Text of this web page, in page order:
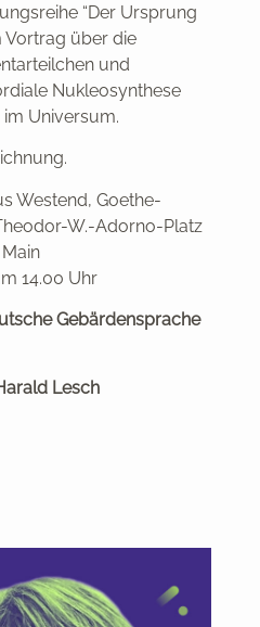
“Der Ursprung
Vortrag über die
und
Nukleosynthese
Universum.
Westend, Goethe-
W.-Adorno-Platz
14.00 Uhr
Gebärdensprache
Lesch